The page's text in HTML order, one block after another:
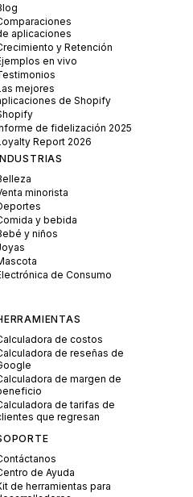
aplicaciones
y Retención
en vivo
mejores
de Shopify
de fidelización 2025
Report 2026
minorista
y bebida
y niños
de Consumo
de costos
de reseñas de
de margen de
de tarifas de
que regresan
de Ayuda
de herramientas para